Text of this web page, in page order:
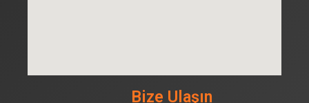
Bize Ulaşın